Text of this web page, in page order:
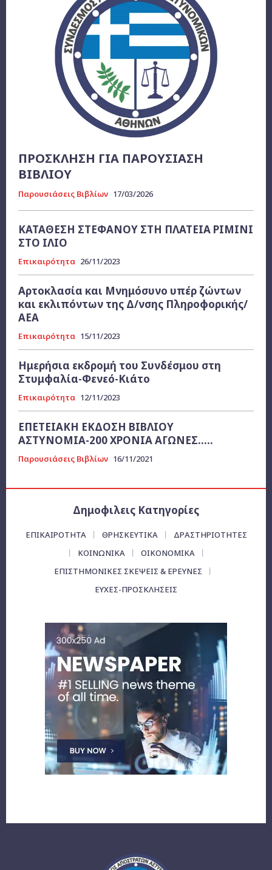
ΠΡΟΣΚΛΗΣΗ ΓΙΑ ΠΑΡΟΥΣΙΑΣΗ
ΒΙΒΛΙΟΥ
Παρουσιάσεις Βιβλίων 17/03/2026
ΚΑΤΑΘΕΣΗ ΣΤΕΦΑΝΟΥ ΣΤΗ ΠΛΑΤΕΙΑ ΡΙΜΙΝΙ
ΣΤΟ ΙΛΙΟ
Επικαιρότητα 26/11/2023
Αρτοκλασία και Μνημόσυνο υπέρ ζώντων
και εκλιπόντων της Δ/νσης Πληροφορικής/
ΑΕΑ
Επικαιρότητα 15/11/2023
Ημερήσια εκδρομή του Συνδέσμου στη
Στυμφαλία-Φενεό-Κιάτο
Επικαιρότητα 12/11/2023
ΕΠΕΤΕΙΑΚΗ ΕΚΔΟΣΗ ΒΙΒΛΙΟΥ
ΑΣΤΥΝΟΜΙΑ-200 ΧΡΟΝΙΑ ΑΓΩΝΕΣ…..
Παρουσιάσεις Βιβλίων 16/11/2021
Δημοφιλεις Κατηγορίες
ΕΠΙΚΑΙΡΌΤΗΤΑ ΘΡΗΣΚΕΥΤΙΚΑ
ΔΡΑΣΤΗΡΙΟΤΗΤΕΣ
ΚΟΙΝΩΝΙΚΑ
ΟΙΚΟΝΟΜΙΚΆ
ΕΠΙΣΤΗΜΟΝΙΚΕΣ ΣΚΕΨΕΙΣ & ΕΡΕΥΝΕΣ
ΕΥΧΈΣ-ΠΡΟΣΚΛΉΣΕΙΣ